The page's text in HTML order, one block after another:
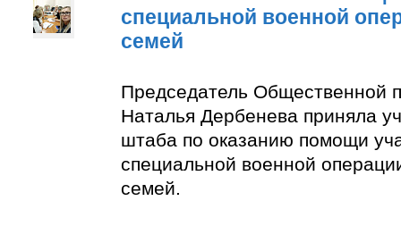
специальной военной
семей
Председатель Общественной
Наталья Дербенева приняла
штаба по оказанию помощи
специальной военной
семей.